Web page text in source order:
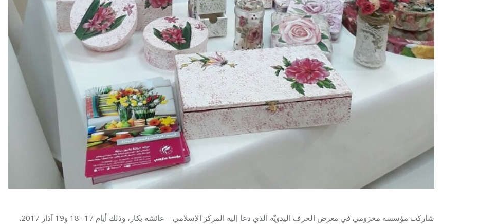
شاركت مؤسسة مخزومي في معرض الحرف اليدويّة الذي دعا إليه المركز الإسلامي – عائشة بكار، وذلك أيام 17- 18 و19 آذار 2017.